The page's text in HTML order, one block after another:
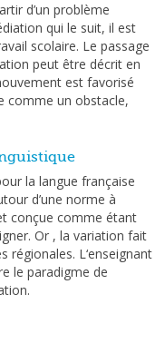
d’un problème
qui le suit, il est
scolaire. Le passage
peut être décrit en
est favorisé
comme un obstacle,
la langue française
d’une norme à
conçue comme étant
Or , la variation fait
régionales. L‘enseignant
le paradigme de